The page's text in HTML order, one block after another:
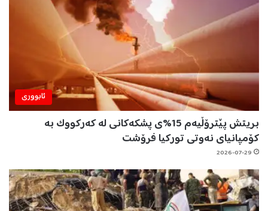
ئابووری
بریتش پێترۆڵیەم 15%ی پشکەکانی لە کەرکووک بە
کۆمپانیای نەوتی تورکیا فرۆشت
2026-07-29